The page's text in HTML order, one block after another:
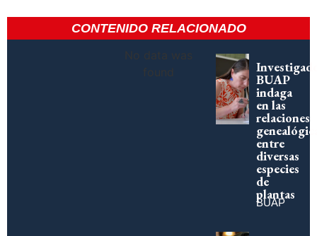
CONTENIDO RELACIONADO
No data was
found
BUAP
indaga
en las
relaciones
entre
diversas
especies
de
plantas
BUAP